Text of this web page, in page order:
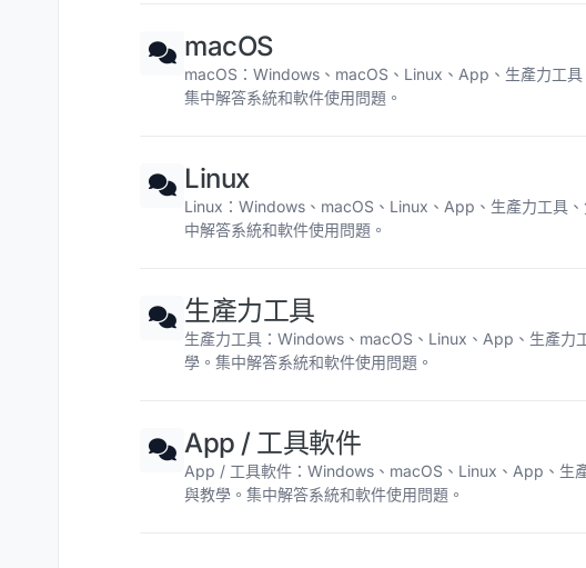
macOS
macOS：Windows、macOS、Linux、App、生產力工具
集中解答系統和軟件使用問題。
Linux
Linux：Windows、macOS、Linux、App、生產力工具
中解答系統和軟件使用問題。
生產力工具
生產力工具：Windows、macOS、Linux、App、生產力
學。集中解答系統和軟件使用問題。
App / 工具軟件
App / 工具軟件：Windows、macOS、Linux、App、生
與教學。集中解答系統和軟件使用問題。